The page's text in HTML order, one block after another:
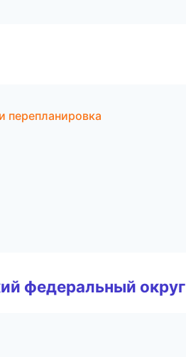
перепланировка
федеральный округ